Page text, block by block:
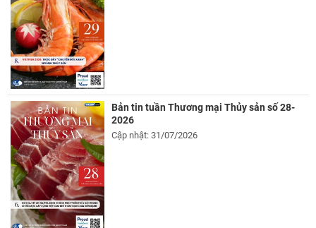
Bản tin tuần Thương mại Thủy sản số 28-
2026
Cập nhật: 31/07/2026